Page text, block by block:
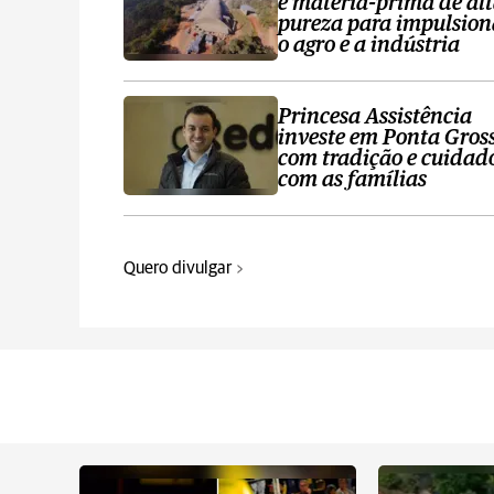
pureza para
o agro e a indústria
Princesa Assistência
investe em Ponta
com tradição e
com as famílias
Quero divulgar